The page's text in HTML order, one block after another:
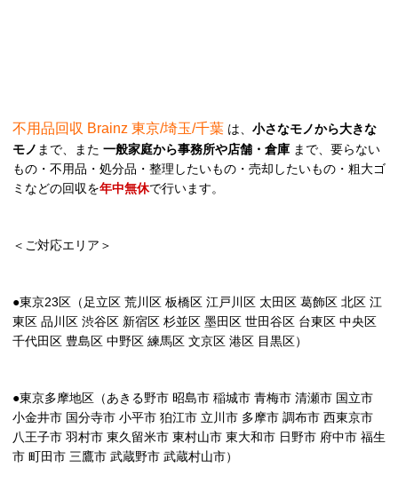
不用品回収 Brainz 東京/埼玉/千葉 は、 小さなモノから大きな
モノ まで、また 一般家庭から事務所や店舗・倉庫 まで、要らない
もの・不用品・処分品・整理したいもの・売却したいもの・粗大ゴ
ミなどの回収を年中無休で行います。
＜ご対応エリア＞
●東京23区（足立区 荒川区 板橋区 江戸川区 太田区 葛飾区 北区 江
東区 品川区 渋谷区 新宿区 杉並区 墨田区 世田谷区 台東区 中央区
千代田区 豊島区 中野区 練馬区 文京区 港区 目黒区）
●東京多摩地区（あきる野市 昭島市 稲城市 青梅市 清瀬市 国立市
小金井市 国分寺市 小平市 狛江市 立川市 多摩市 調布市 西東京市
八王子市 羽村市 東久留米市 東村山市 東大和市 日野市 府中市 福生
市 町田市 三鷹市 武蔵野市 武蔵村山市）